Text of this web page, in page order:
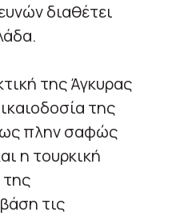
διαθέτει
της Άγκυρας
της
πλην σαφώς
η τουρκική
τις